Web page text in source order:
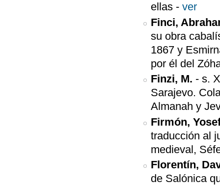
ellas -ver
Finci,
su obra
1867 y
por él del
Finzi, M. -s.
Sarajevo.
Almanah y
Firmón,
traducción al
medieval,
Florentín,
de Salónica